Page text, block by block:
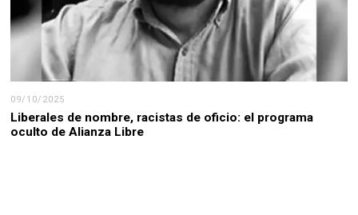
09/10/2025
Liberales de nombre, racistas de oficio: el programa
oculto de Alianza Libre